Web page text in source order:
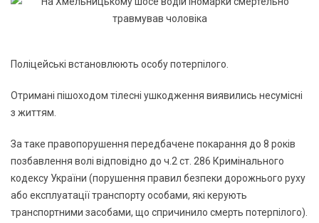
Поліцейські встановлюють особу потерпілого.
Отримані пішоходом тілесні ушкодження виявились несумісні
з життям.
За таке правопорушення передбачене покарання до 8 років
позбавлення волі відповідно до ч.2 ст. 286 Кримінального
кодексу України (порушення правил безпеки дорожнього руху
або експлуатації транспорту особами, які керують
транспортними засобами, що спричинило смерть потерпілого).